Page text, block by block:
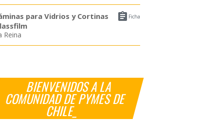
 Ficha
para Vidrios y Cortinas
Reina
BIENVENIDOS A LA
COMUNIDAD DE PYMES DE
CHILE_